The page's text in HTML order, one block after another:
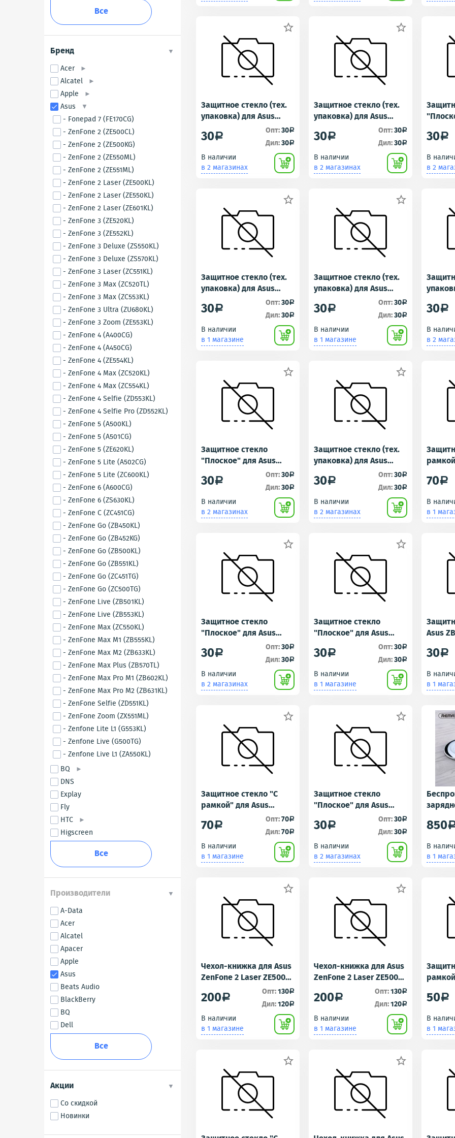
Все
Бренд
Acer
Alcatel
Apple
Asus
- Fonepad 7 (FE170CG)
- ZenFone 2 (ZE500CL)
- ZenFone 2 (ZE500KG)
- ZenFone 2 (ZE550ML)
- ZenFone 2 (ZE551ML)
- ZenFone 2 Laser (ZE500KL)
- ZenFone 2 Laser (ZE550KL)
- ZenFone 2 Laser (ZE601KL)
- ZenFone 3 (ZE520KL)
- ZenFone 3 (ZE552KL)
- ZenFone 3 Deluxe (ZS550KL)
- ZenFone 3 Deluxe (ZS570KL)
- ZenFone 3 Laser (ZC551KL)
- ZenFone 3 Max (ZC520TL)
- ZenFone 3 Max (ZC553KL)
- ZenFone 3 Ultra (ZU680KL)
- ZenFone 3 Zoom (ZE553KL)
- ZenFone 4 (A400CG)
- ZenFone 4 (A450CG)
- ZenFone 4 (ZE554KL)
- ZenFone 4 Max (ZC520KL)
- ZenFone 4 Max (ZC554KL)
- ZenFone 4 Selfie (ZD553KL)
- ZenFone 4 Selfie Pro (ZD552KL)
- ZenFone 5 (A500KL)
- ZenFone 5 (A501CG)
- ZenFone 5 (ZE620KL)
- ZenFone 5 Lite (A502CG)
- ZenFone 5 Lite (ZC600KL)
- ZenFone 6 (A600CG)
- ZenFone 6 (ZS630KL)
- ZenFone C (ZC451CG)
- ZenFone Go (ZB450KL)
- ZenFone Go (ZB452KG)
- ZenFone Go (ZB500KL)
- ZenFone Go (ZB551KL)
- ZenFone Go (ZC451TG)
- ZenFone Go (ZC500TG)
- ZenFone Live (ZB501KL)
- ZenFone Live (ZB553KL)
- ZenFone Max (ZC550KL)
- ZenFone Max M1 (ZB555KL)
- ZenFone Max M2 (ZB633KL)
- ZenFone Max Plus (ZB570TL)
- ZenFone Max Pro M1 (ZB602KL)
- ZenFone Max Pro M2 (ZB631KL)
- ZenFone Selfie (ZD551KL)
- ZenFone Zoom (ZX551ML)
- Zenfone Lite L1 (G553KL)
- Zenfone Live (G500TG)
- Zenfone Live L1 (ZA550KL)
BQ
DNS
Explay
Fly
HTC
Higscreen
Все
Производители
A-Data
Acer
Alcatel
Apacer
Apple
Asus
Beats Audio
BlackBerry
BQ
Dell
Все
Акции
Со скидкой
Новинки

Защитное стекло (тех.
упаковка) для Asus
ZC553KL (ZenFone 3
Max)
30a Опт:30a
Дил:30a
В наличии
в 2 магазинах

Защитное стекло (тех.
упаковка) для Asus
ZenFone 3 (ZE520KL)
30a Опт:30a
Дил:30a
В наличии
в 2 магазинах
Plus)
30a
В
в 2

Защитное стекло (тех.
упаковка) для Asus
ZenFone C (ZC451CG)
30a Опт:30a
Дил:30a
В наличии
в 1 магазине

Защитное стекло (тех.
упаковка) для Asus
ZenFone 4 (A400CG)
30a Опт:30a
Дил:30a
В наличии
в 1 магазине
30a
В
в 2

Защитное стекло
"Плоское" для Asus
ZA550KL (ZenFone Live
L1)
30a Опт:30a
Дил:30a
В наличии
в 2 магазинах

Защитное стекло (тех.
упаковка) для Asus
ZenFone Go (ZB452KG)
30a Опт:30a
Дил:30a
В наличии
в 2 магазинах
Черное
70a
В
в 1

Защитное стекло
"Плоское" для Asus
G553KL (ZenFone Lite L1)
30a Опт:30a
Дил:30a
В наличии
в 2 магазинах

Защитное стекло
"Плоское" для Asus
ZC600KL (ZenFone 5 Lite)
30a Опт:30a
Дил:30a
В наличии
в 1 магазине
Asus
30a
В
в 1

Защитное стекло "С
рамкой" для Asus
ZB553KL (ZenFone Live)
Белое
70a Опт:70a
Дил:70a
В наличии
в 1 магазине

Защитное стекло
"Плоское" для Asus
ZS630KL (ZenFone 6)
30a Опт:30a
Дил:30a
В наличии
в 2 магазинах
850
В
в 1

Чехол-книжка для Asus
ZenFone 2 Laser ZE500KL
Белый (открытие вбок)
200a Опт:130a
Дил:120a
В наличии
в 1 магазине

Чехол-книжка для Asus
ZenFone 2 Laser ZE500KL
Коричневый (открытие
вбок)
200a Опт:130a
Дил:120a
В наличии
в 1 магазине
Белое
50a
В
в 1
 